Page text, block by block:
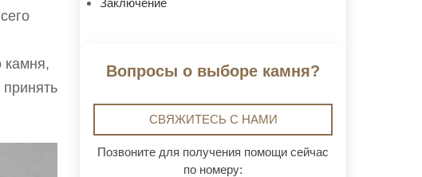
камня,
Заключение
Вопросы о выборе камня?
СВЯЖИТЕСЬ С НАМИ
Позвоните для получения помощи сейчас
по номеру: